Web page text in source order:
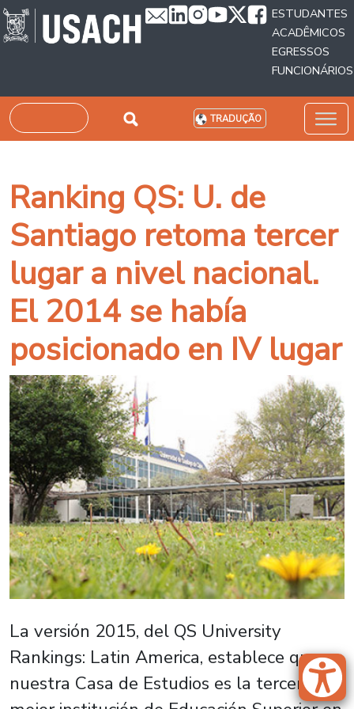
Passar para o conteúdo principal
ESTUDANTES
ACADÊMICOS
EGRESSOS
FUNCIONÁRIOS
Pesquisar TRADUÇÃO
Ranking QS: U. de
Santiago retoma tercer
lugar a nivel nacional.
El 2014 se había
posicionado en IV lugar
La versión 2015, del QS University
Rankings: Latin America, establece que
nuestra Casa de Estudios es la tercera